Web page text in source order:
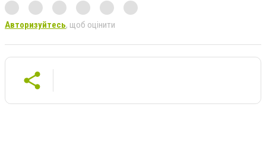
Авторизуйтесь, щоб оцінити